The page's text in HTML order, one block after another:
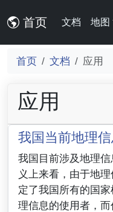
首页 文档 地图
首页 文档 应用
应用
我国当前地理
我国目前涉及地理
义上来看，由于地
定了我国所有的国
理信息的使用者，